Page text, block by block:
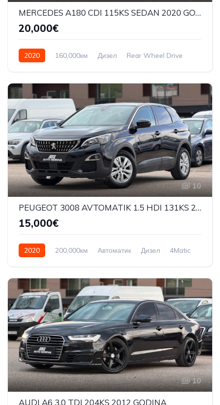
MERCEDES A180 CDI 115KS SEDAN 2020 GODINA
20,000€
2020 160,000км Дизел Rear Wheel Drive
10
PEUGEOT 3008 AVTOMATIK 1.5 HDI 131KS 2020 GODINA
15,000€
2020 200,000км Автоматик Дизел 4Matic
10
AUDI A6 3.0 TDI 204KS 2012 GODINA